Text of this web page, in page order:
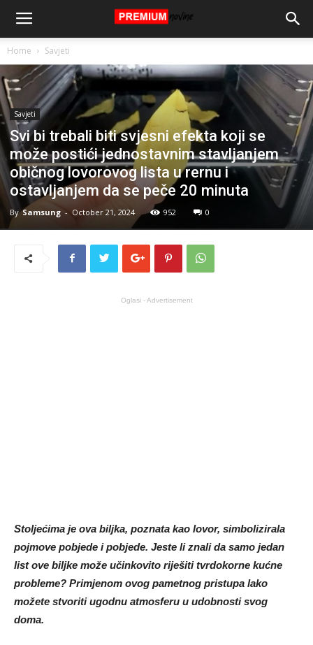
Home Savjeti
Savjeti
Svi bi trebali biti svjesni efekta koji se
može postići jednostavnim stavljanjem
običnog lovorovog lista u rernu i
ostavljanjem da se peče 20 minuta
By Samsung - October 21, 2024 952 0
Oglasi - Advertisement
Stoljećima je ova biljka, poznata kao lovor, simbolizirala
pojmove pobjede i pobjede. Jeste li znali da samo jedan
list ove biljke može učinkovito riješiti tvrdokorne kućne
probleme? Primjenom ovog pametnog pristupa lako
možete stvoriti ugodnu atmosferu u udobnosti svog
doma.